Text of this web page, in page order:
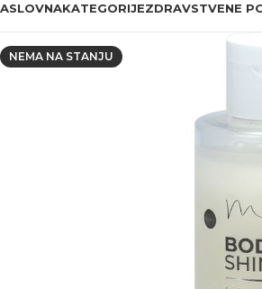
KATEGORIJEZDRAVSTVENE
NEMA NA STANJU